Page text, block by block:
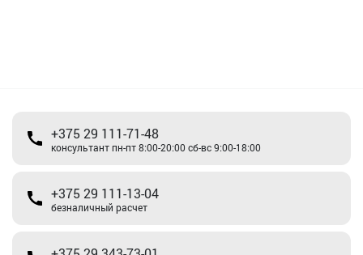
+375 29 111-71-48
консультант пн-пт 8:00-20:00 сб-вс 9:00-18:00
+375 29 111-13-04
безналичный расчет